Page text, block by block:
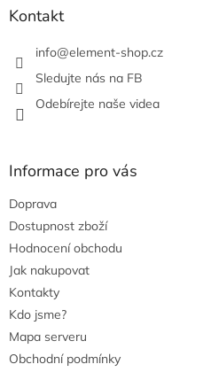
Kontakt
info@element-shop.cz
Sledujte nás na FB
Odebírejte naše videa
Informace pro vás
Doprava
Dostupnost zboží
Hodnocení obchodu
Jak nakupovat
Kontakty
Kdo jsme?
Mapa serveru
Obchodní podmínky